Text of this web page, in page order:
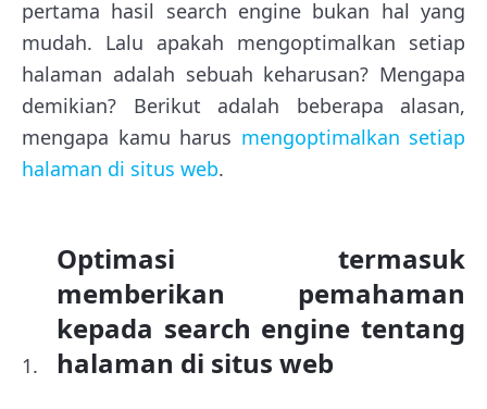
pertama hasil search engine bukan hal yang
mudah. Lalu apakah mengoptimalkan setiap
halaman adalah sebuah keharusan? Mengapa
demikian? Berikut adalah beberapa alasan,
mengapa kamu harus mengoptimalkan setiap
halaman di situs web.
Optimasi termasuk
memberikan pemahaman
kepada search engine tentang
halaman di situs web